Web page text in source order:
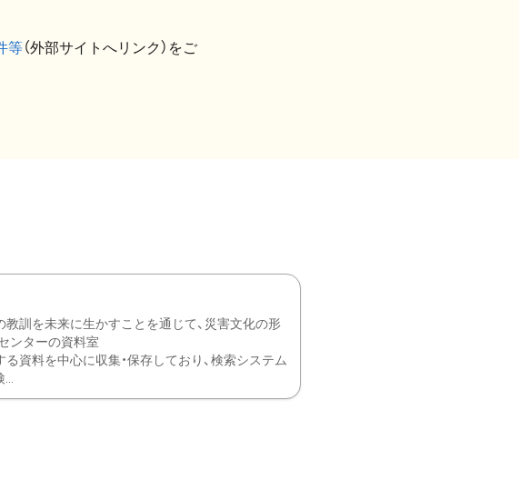
等（外部サイトへリンク）をご
教訓を未来に生かすことを通じて、災害文化の形
ンターの資料室
資料を中心に収集・保存しており、検索システム